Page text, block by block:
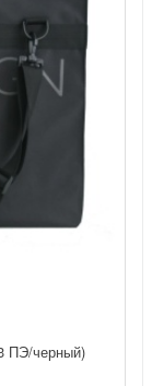
ПЭ/черный)